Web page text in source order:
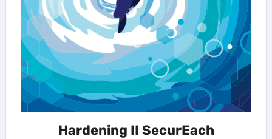
Hardening II SecurEach